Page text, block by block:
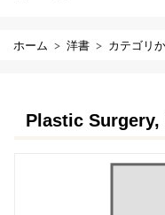
ホーム 洋書 カテゴリ
Plastic